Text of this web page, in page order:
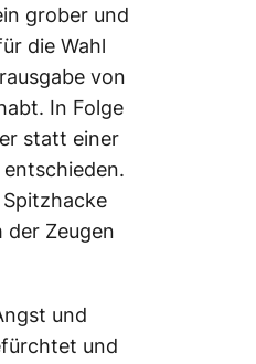
grober und
die Wahl
von
In Folge
statt einer
Zeugen
und
und